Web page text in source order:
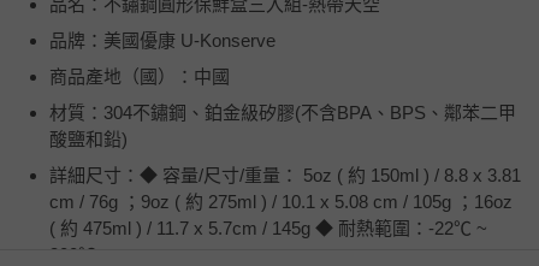
品名：不鏽鋼圓形保鮮盒三入組-熱帶天空
品牌：美國優康 U-Konserve
商品產地（國）：中國
材質：304不鏽鋼、鉑金級矽膠(不含BPA、BPS、鄰苯二甲
酸鹽和鉛)
詳細尺寸：◆ 容量/尺寸/重量： 5oz ( 約 150ml ) / 8.8 x 3.81
cm / 76g ；9oz ( 約 275ml ) / 10.1 x 5.08 cm / 105g ；16oz
( 約 475ml ) / 11.7 x 5.7cm / 145g ◆ 耐熱範圍：-22℃ ~
300℃